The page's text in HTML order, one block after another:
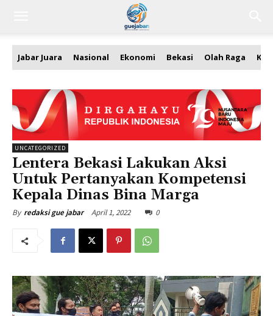
Jabar Juara Nasional Ekonomi Bekasi Olah Raga
UNCATEGORIZED
Lentera Bekasi Lakukan Aksi
Untuk Pertanyakan Kompetensi
Kepala Dinas Bina Marga
By redaksi gue jabar April 1, 2022 0